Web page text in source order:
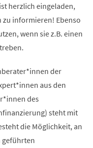
herzlich eingeladen,
zu informieren! Ebenso
wenn sie z.B. einen
der
aus den
des
steht mit
die Möglichkeit, an
geführten